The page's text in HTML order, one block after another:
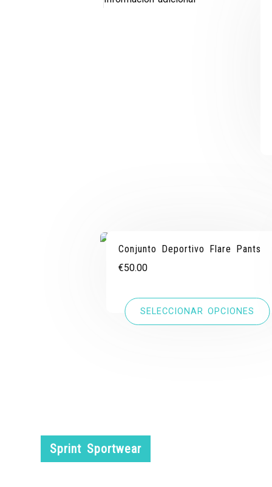
Conjunto Deportivo Flare Pants
€50.00
SELECCIONAR OPCIONES
Sprint Sportwear